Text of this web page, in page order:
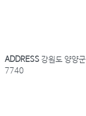
ADDRESS 강원도 양양
7740